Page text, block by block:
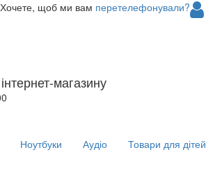
Хочете, щоб ми вам перетелефонували?
магазину
Ноутбуки Аудіо Товари для дітей